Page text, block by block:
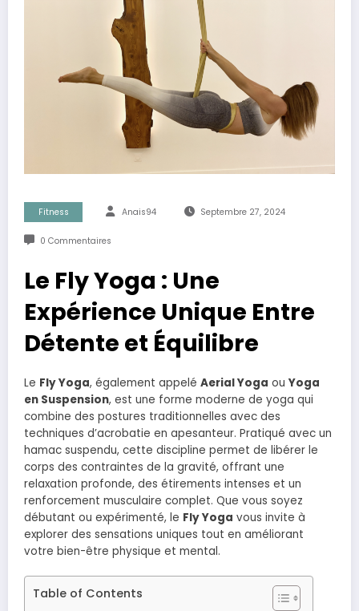
Fitness Anais94 Septembre 27, 2024
0 Commentaires
Le Fly Yoga : Une
Expérience Unique Entre
Détente et Équilibre
Le Fly Yoga, également appelé Aerial Yoga ou Yoga
en Suspension, est une forme moderne de yoga qui
combine des postures traditionnelles avec des
techniques d’acrobatie en apesanteur. Pratiqué avec un
hamac suspendu, cette discipline permet de libérer le
corps des contraintes de la gravité, offrant une
relaxation profonde, des étirements intenses et un
renforcement musculaire complet. Que vous soyez
débutant ou expérimenté, le Fly Yoga vous invite à
explorer des sensations uniques tout en améliorant
votre bien-être physique et mental.
Table of Contents